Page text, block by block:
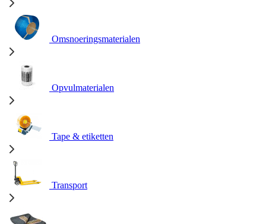
Omsnoeringsmaterialen
Opvulmaterialen
Tape & etiketten
Transport